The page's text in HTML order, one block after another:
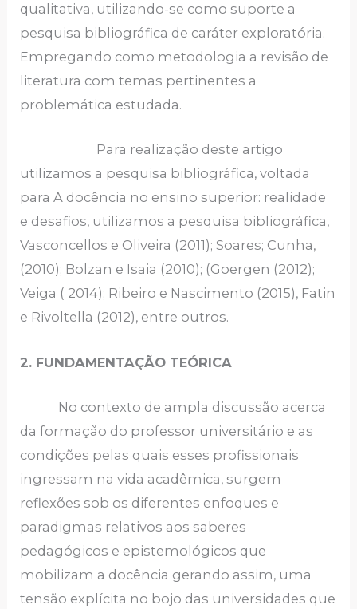
qualitativa, utilizando-se como suporte a
pesquisa bibliográfica de caráter exploratória.
Empregando como metodologia a revisão de
literatura com temas pertinentes a
problemática estudada.
Para realização deste artigo
utilizamos a pesquisa bibliográfica, voltada
para A docência no ensino superior: realidade
e desafios, utilizamos a pesquisa bibliográfica,
Vasconcellos e Oliveira (2011); Soares; Cunha,
(2010); Bolzan e Isaia (2010); (Goergen (2012);
Veiga ( 2014); Ribeiro e Nascimento (2015), Fatin
e Rivoltella (2012), entre outros.
2. FUNDAMENTAÇÃO TEÓRICA
No contexto de ampla discussão acerca
da formação do professor universitário e as
condições pelas quais esses profissionais
ingressam na vida acadêmica, surgem
reflexões sob os diferentes enfoques e
paradigmas relativos aos saberes
pedagógicos e epistemológicos que
mobilizam a docência gerando assim, uma
tensão explícita no bojo das universidades que